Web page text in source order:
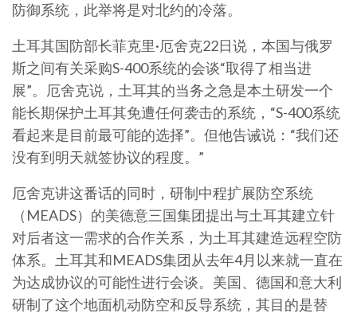
防御系统，此举将是对北约的冷落。
土耳其国防部长菲克里·厄舍克22日说，本国与俄罗
斯之间有关采购S-400系统的会谈“取得了相当进
展”。厄舍克说，土耳其的当务之急是本土研发一个
能长期保护土耳其免遭任何袭击的系统，“S-400系统
看起来是目前最可能的选择”。但他告诫说：“我们还
没有到明天就签协议的程度。”
厄舍克讲这番话的同时，研制中程扩展防空系统
（MEADS）的美德意三国集团提出与土耳其建立针
对后者这一需求的合作关系，为土耳其建造远程空防
体系。土耳其和MEADS集团从去年4月以来就一直在
为达成协议的可能性进行会谈。美国、德国和意大利
研制了这个地面机动防空和反导系统，其目的是替